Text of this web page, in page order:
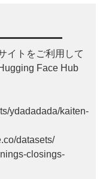
イトをご利用して
Face Hub
ydadadada/kaiten-
datasets/
closings-